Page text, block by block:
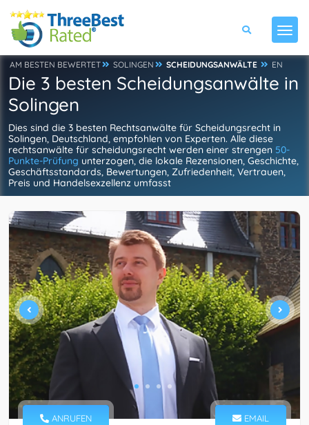
AM BESTEN BEWERTET SOLINGEN SCHEIDUNGSANWÄLTE EN
Die 3 besten Scheidungsanwälte in
Solingen
Dies sind die 3 besten Rechtsanwälte für Scheidungsrecht in
Solingen, Deutschland, empfohlen von Experten. Alle diese
rechtsanwälte für scheidungsrecht werden einer strengen 50-
Punkte-Prüfung unterzogen, die lokale Rezensionen, Geschichte,
Geschäftsstandards, Bewertungen, Zufriedenheit, Vertrauen,
Preis und Handelsexzellenz umfasst
ANRUFEN EMAIL